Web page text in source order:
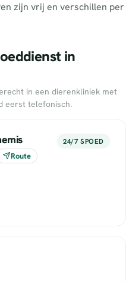
zijn vrij en verschillen per
in
in een dierenkliniek met
eerst telefonisch.
24/7 SPOED
Route